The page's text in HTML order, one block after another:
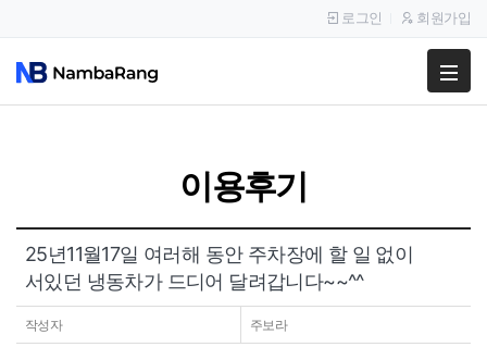
팔고
공지사항
이용후기
로그인 회원가입
이용후기
25년11월17일 여러해 동안 주차장에 할 일 없이
서있던 냉동차가 드디어 달려갑니다~~^^
작성자 주보라